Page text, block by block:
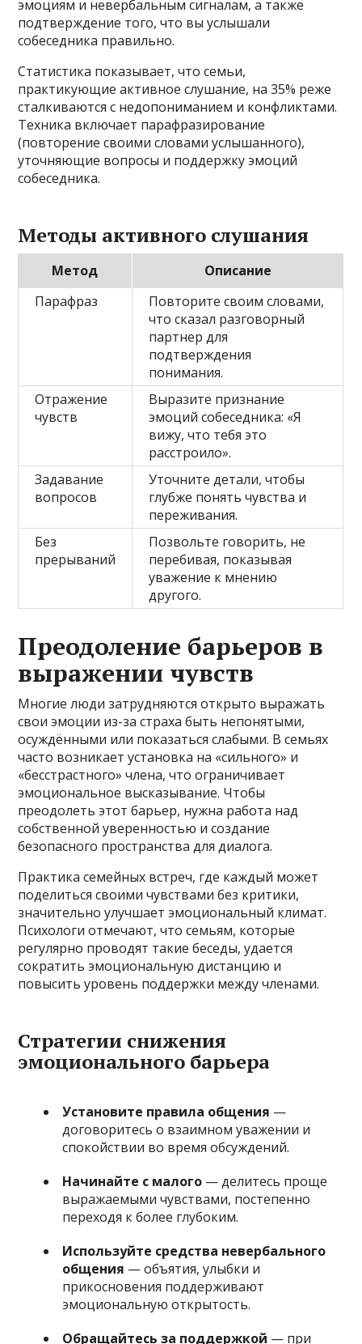
эмоциям и невербальным сигналам, а также
подтверждение того, что вы услышали
собеседника правильно.
Статистика показывает, что семьи,
практикующие активное слушание, на 35% реже
сталкиваются с недопониманием и конфликтами.
Техника включает парафразирование
(повторение своими словами услышанного),
уточняющие вопросы и поддержку эмоций
собеседника.
Методы активного слушания
Метод
Описание
Парафраз
Повторите своим словами,
что сказал разговорный
партнер для
подтверждения
понимания.
Отражение
чувств
Выразите признание
эмоций собеседника: «Я
вижу, что тебя это
расстроило».
Задавание
вопросов
Уточните детали, чтобы
глубже понять чувства и
переживания.
Без
прерываний
Позвольте говорить, не
перебивая, показывая
уважение к мнению
другого.
Преодоление барьеров в
выражении чувств
Многие люди затрудняются открыто выражать
свои эмоции из-за страха быть непонятыми,
осуждёнными или показаться слабыми. В семьях
часто возникает установка на «сильного» и
«бесстрастного» члена, что ограничивает
эмоциональное высказывание. Чтобы
преодолеть этот барьер, нужна работа над
собственной уверенностью и создание
безопасного пространства для диалога.
Практика семейных встреч, где каждый может
поделиться своими чувствами без критики,
значительно улучшает эмоциональный климат.
Психологи отмечают, что семьям, которые
регулярно проводят такие беседы, удается
сократить эмоциональную дистанцию и
повысить уровень поддержки между членами.
Стратегии снижения
эмоционального барьера
Установите правила общения —
договоритесь о взаимном уважении и
спокойствии во время обсуждений.
Начинайте с малого — делитесь проще
выражаемыми чувствами, постепенно
переходя к более глубоким.
Используйте средства невербального
общения — объятия, улыбки и
прикосновения поддерживают
эмоциональную открытость.
Обращайтесь за поддержкой — при